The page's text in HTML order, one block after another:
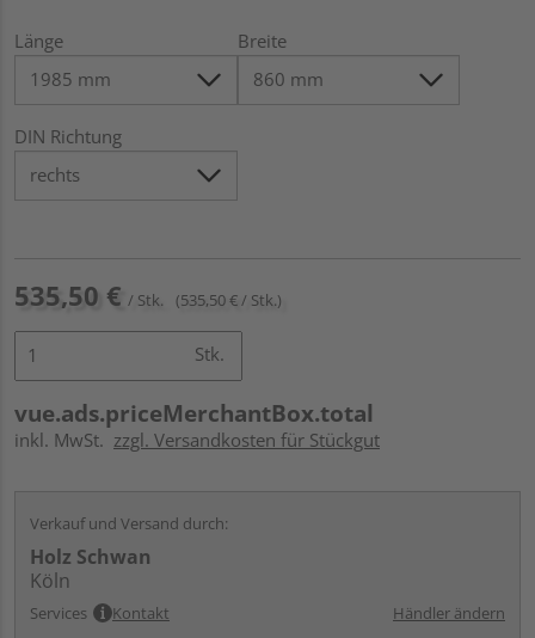
Länge Breite
DIN Richtung
535,50 € / Stk. (535,50 € / Stk.)
Stk.
vue.ads.priceMerchantBox.total
inkl. MwSt. zzgl. Versandkosten für Stückgut
Verkauf und Versand durch:
Holz Schwan
Köln
Services Kontakt Händler ändern